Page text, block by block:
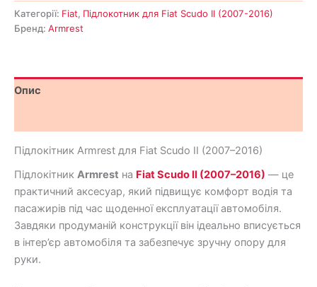
Категорії: Fiat, Підлокотник для Fiat Scudo ІІ (2007-2016)
Бренд: Armrest
Опис
Підлокітник Armrest для Fiat Scudo II (2007–2016)
Підлокітник Armrest на Fiat Scudo II (2007–2016) — це
практичний аксесуар, який підвищує комфорт водія та
пасажирів під час щоденної експлуатації автомобіля.
Завдяки продуманій конструкції він ідеально вписується
в інтер’єр автомобіля та забезпечує зручну опору для
руки.